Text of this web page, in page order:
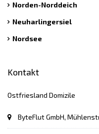
Norden-Norddeich
Neuharlingersiel
Nordsee
Kontakt
Ostfriesland Domizile
ByteFlut GmbH,